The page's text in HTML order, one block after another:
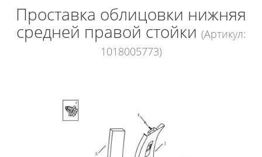
Проставка облицовки нижняя
средней правой стойки (Артикул:
1018005773)